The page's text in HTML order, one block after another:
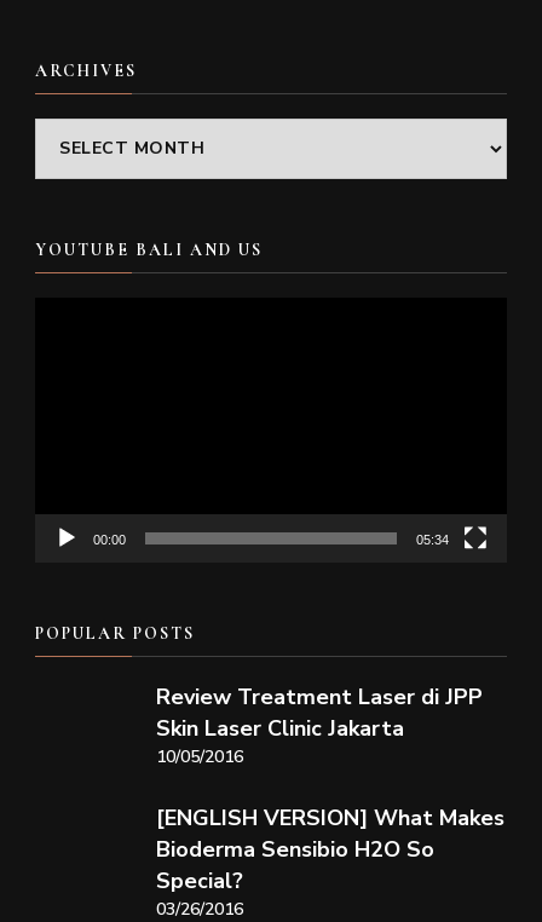
ARCHIVES
Archives
YOUTUBE BALI AND US
00:00 05:34
POPULAR POSTS
Review Treatment Laser di JPP
Skin Laser Clinic Jakarta
10/05/2016
[ENGLISH VERSION] What Makes
Bioderma Sensibio H2O So
Special?
03/26/2016